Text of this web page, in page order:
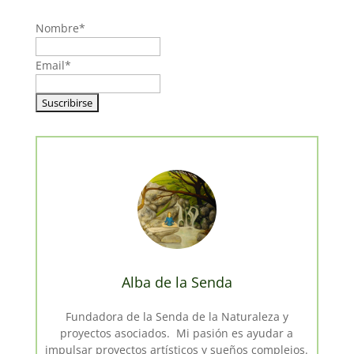
Nombre*
Email*
Alba de la Senda
Fundadora de la Senda de la Naturaleza y
proyectos asociados. Mi pasión es ayudar a
impulsar proyectos artísticos y sueños complejos.